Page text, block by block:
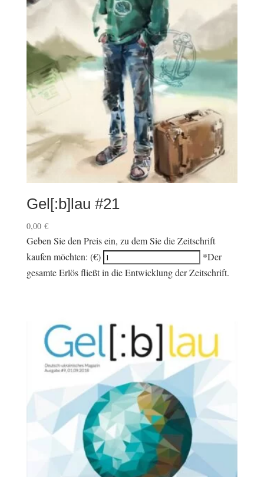
Gel[:b]lau #21
0,00 €
Geben Sie den Preis ein, zu dem Sie die Zeitschrift
kaufen möchten: (€)
*Der
gesamte Erlös fließt in die Entwicklung der Zeitschrift.